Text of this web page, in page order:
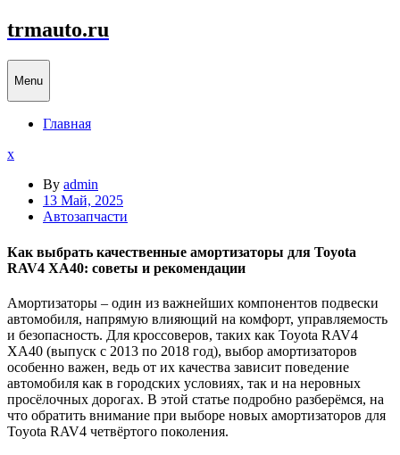
Skip
to
content
trmauto.ru
Menu
Главная
xClose
By admin
13 Май, 2025
Автозапчасти
Как выбрать качественные амортизаторы для Toyota
RAV4 XA40: советы и рекомендации
Амортизаторы – один из важнейших компонентов подвески
автомобиля, напрямую влияющий на комфорт, управляемость
и безопасность. Для кроссоверов, таких как Toyota RAV4
XA40 (выпуск с 2013 по 2018 год), выбор амортизаторов
особенно важен, ведь от их качества зависит поведение
автомобиля как в городских условиях, так и на неровных
просёлочных дорогах. В этой статье подробно разберёмся, на
что обратить внимание при выборе новых амортизаторов для
Toyota RAV4 четвёртого поколения.